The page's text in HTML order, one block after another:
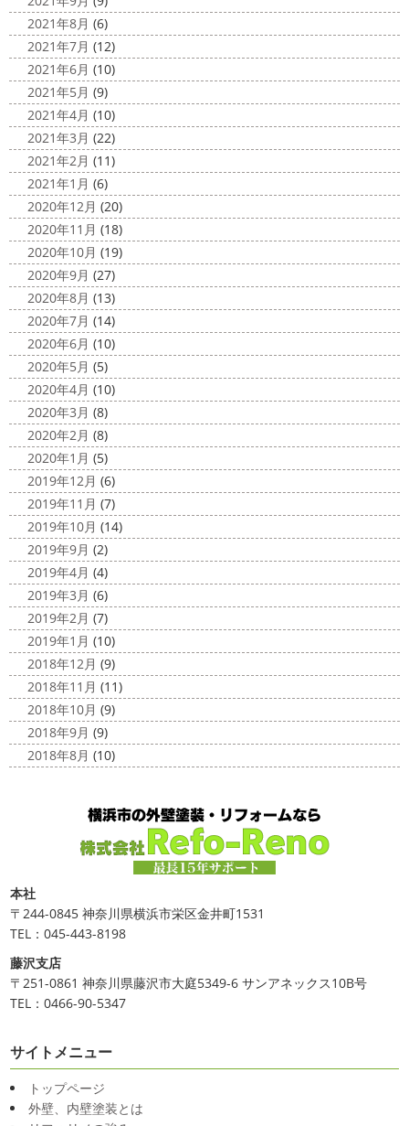
2021年8月 (6)
2021年7月 (12)
2021年6月 (10)
2021年5月 (9)
2021年4月 (10)
2021年3月 (22)
2021年2月 (11)
2021年1月 (6)
2020年12月 (20)
2020年11月 (18)
2020年10月 (19)
2020年9月 (27)
2020年8月 (13)
2020年7月 (14)
2020年6月 (10)
2020年5月 (5)
2020年4月 (10)
2020年3月 (8)
2020年2月 (8)
2020年1月 (5)
2019年12月 (6)
2019年11月 (7)
2019年10月 (14)
2019年9月 (2)
2019年4月 (4)
2019年3月 (6)
2019年2月 (7)
2019年1月 (10)
2018年12月 (9)
2018年11月 (11)
2018年10月 (9)
2018年9月 (9)
2018年8月 (10)
本社
〒244-0845 神奈川県横浜市栄区金井町1531
TEL：045-443-8198
藤沢支店
〒251-0861 神奈川県藤沢市大庭5349-6 サンアネックス10B号
TEL：0466-90-5347
サイトメニュー
トップページ
外壁、内壁塗装とは